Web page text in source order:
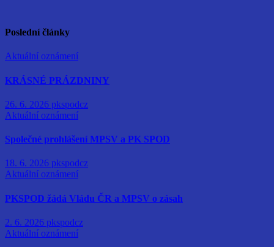
Poslední články
Aktuální oznámení
KRÁSNÉ PRÁZDNINY
26. 6. 2026 pkspodcz
Aktuální oznámení
Společné prohlášení MPSV a PK SPOD
18. 6. 2026 pkspodcz
Aktuální oznámení
PKSPOD žádá Vládu ČR a MPSV o zásah
2. 6. 2026 pkspodcz
Aktuální oznámení